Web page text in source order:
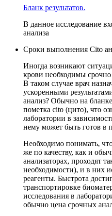
Бланк результатов.
В данное исследование
анализа
Сроки выполнения Cito
Иногда возникают
крови необходимы срочно
В таком случае врач
ускоренными
анализ? Обычно на
пометка cito (цито), что
лаборатории в
нему может быть готов в
Необходимо понимать,
же по качеству, как и
анализаторах, проходят
необходимости), и в них
реагенты. Быстрота
транспортировке
исследования в
обычно цена срочных